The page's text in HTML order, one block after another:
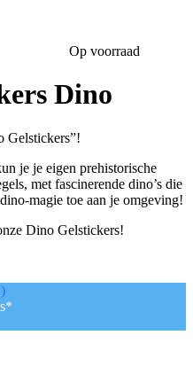
Op voorraad
Dino
Gelstickers”!
je je eigen prehistorische
met fascinerende dino’s die
magie toe aan je omgeving!
Dino Gelstickers!